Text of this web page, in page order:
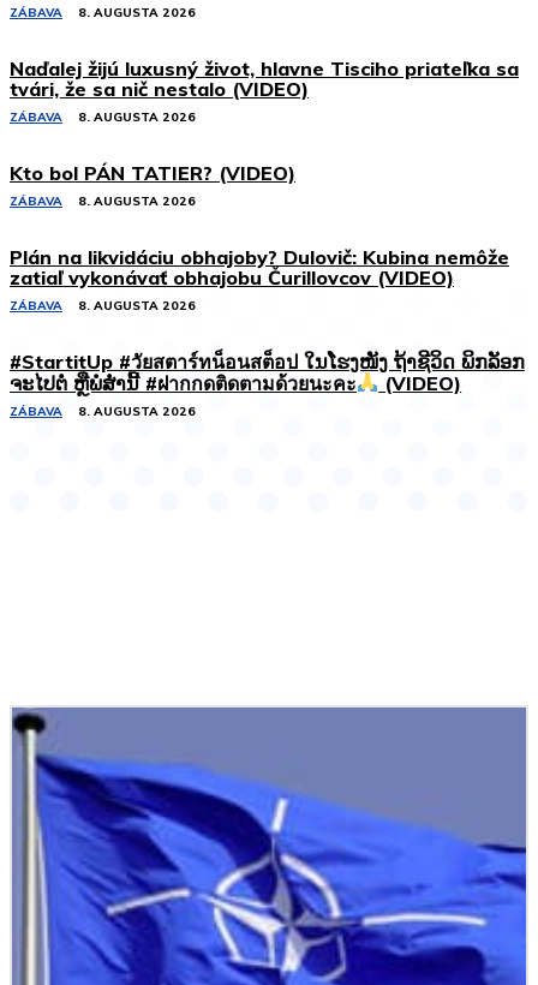
ZÁBAVA 8. AUGUSTA 2026
Naďalej žijú luxusný život, hlavne Tisciho priateľka sa
tvári, že sa nič nestalo (VIDEO)
ZÁBAVA 8. AUGUSTA 2026
Kto bol PÁN TATIER? (VIDEO)
ZÁBAVA 8. AUGUSTA 2026
Plán na likvidáciu obhajoby? Dulovič: Kubina nemôže
zatiaľ vykonávať obhajobu Čurillovcov (VIDEO)
ZÁBAVA 8. AUGUSTA 2026
#StartitUp #วัยสตาร์ทน็อนสต็อป ໃນໂຮງໜັງ ຖ້າຊີວິດ ພິກລັອກ
ຈະໄປຕໍ່ ຫຼືພໍສໍ່ານີ້ #ฝากกดติดตามด้วยนะคะ
(VIDEO)
ZÁBAVA 8. AUGUSTA 2026